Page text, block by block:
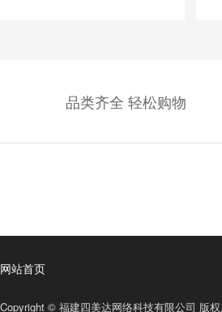
品类齐全 轻松购物
网站首页
Copyright © 福建四美达网络科技有限公司 版